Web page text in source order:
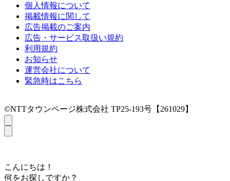
個人情報について
掲載情報に関して
広告掲載のご案内
広告・サービス取扱い規約
利用規約
お知らせ
運営会社について
緊急時はこちら
©NTTタウンページ株式会社 TP25-193号【261029】
こんにちは！
何をお探しですか？